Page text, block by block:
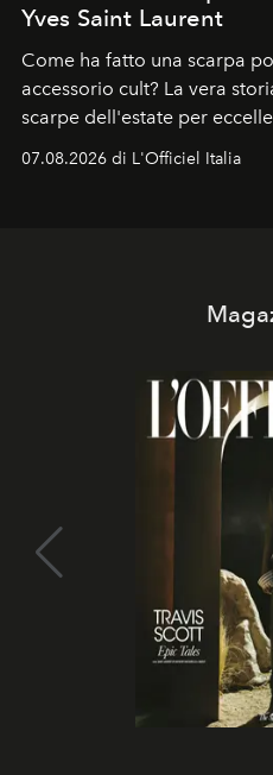
Yves Saint Laurent
Come ha fatto una scarpa
accessorio cult? La vera
scarpe dell'estate per
07.08.2026 di L'Officiel Italia